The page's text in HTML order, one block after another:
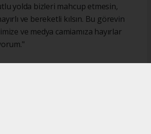
yolda bizleri mahcup etmesin,
ve bereketli kılsın. Bu görevin
ve medya camiamıza hayırlar